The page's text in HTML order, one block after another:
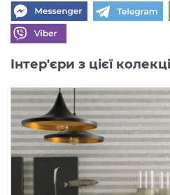
Інтер'єри з цієї